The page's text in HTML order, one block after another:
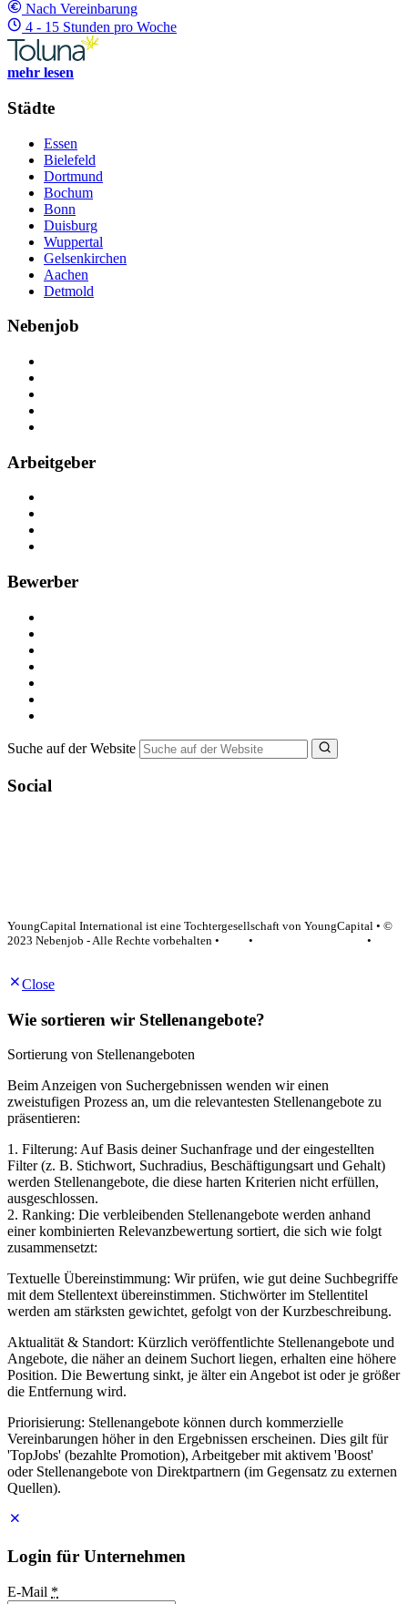
Nach Vereinbarung
4 - 15 Stunden pro Woche
mehr lesen
Städte
Essen
Bielefeld
Dortmund
Bochum
Bonn
Duisburg
Wuppertal
Gelsenkirchen
Aachen
Detmold
Nebenjob
Arbeitgeber
Bewerber
Suche auf der Website
Social
YoungCapital International ist eine Tochtergesellschaft von YoungCapital • ©
2023 Nebenjob - Alle Rechte vorbehalten •
•
•
Close
Wie sortieren wir Stellenangebote?
Sortierung von Stellenangeboten
Beim Anzeigen von Suchergebnissen wenden wir einen
zweistufigen Prozess an, um die relevantesten Stellenangebote zu
präsentieren:
1. Filterung: Auf Basis deiner Suchanfrage und der eingestellten
Filter (z. B. Stichwort, Suchradius, Beschäftigungsart und Gehalt)
werden Stellenangebote, die diese harten Kriterien nicht erfüllen,
ausgeschlossen.
2. Ranking: Die verbleibenden Stellenangebote werden anhand
einer kombinierten Relevanzbewertung sortiert, die sich wie folgt
zusammensetzt:
Textuelle Übereinstimmung: Wir prüfen, wie gut deine Suchbegriffe
mit dem Stellentext übereinstimmen. Stichwörter im Stellentitel
werden am stärksten gewichtet, gefolgt von der Kurzbeschreibung.
Aktualität & Standort: Kürzlich veröffentlichte Stellenangebote und
Angebote, die näher an deinem Suchort liegen, erhalten eine höhere
Position. Die Bewertung sinkt, je älter ein Angebot ist oder je größer
die Entfernung wird.
Priorisierung: Stellenangebote können durch kommerzielle
Vereinbarungen höher in den Ergebnissen erscheinen. Dies gilt für
'TopJobs' (bezahlte Promotion), Arbeitgeber mit aktivem 'Boost'
oder Stellenangebote von Direktpartnern (im Gegensatz zu externen
Quellen).
Login für Unternehmen
E-Mail *